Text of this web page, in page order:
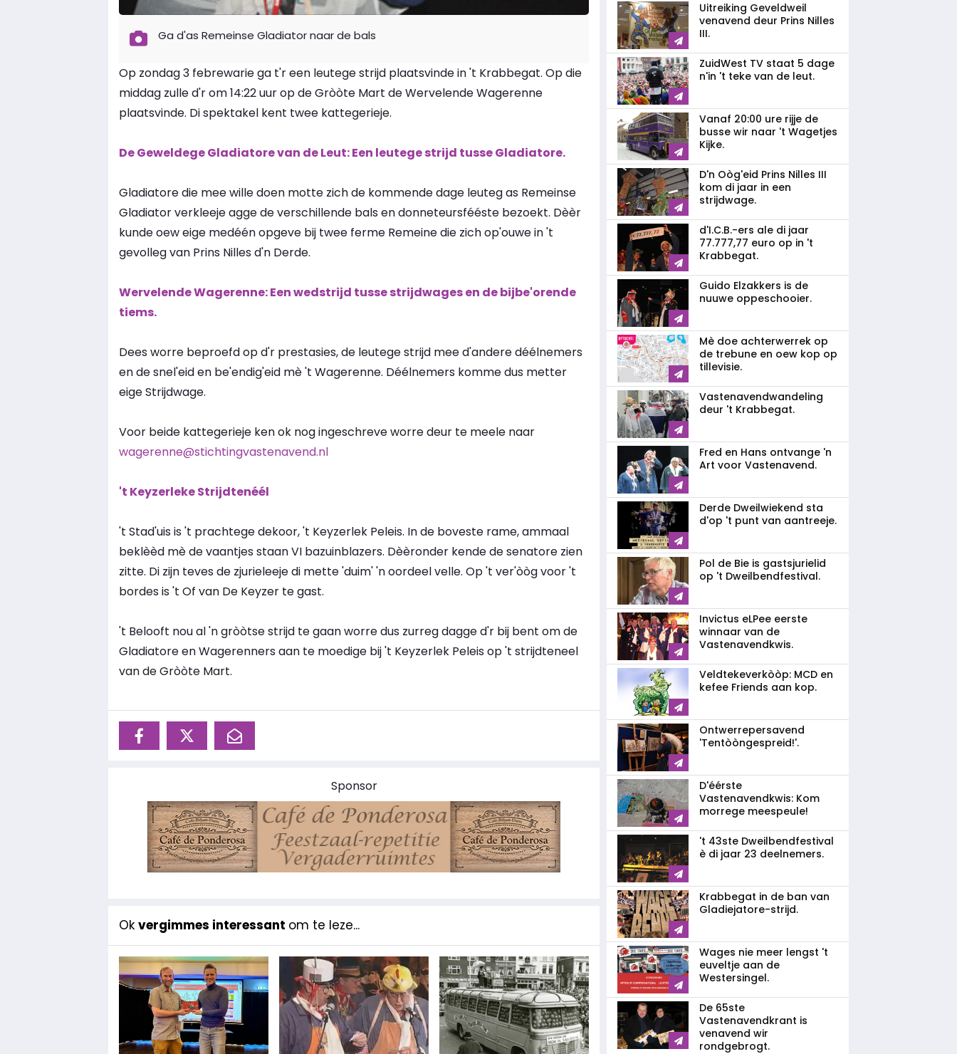
Ga d'as Remeinse Gladiator naar de bals
Op zondag 3 febrewarie ga t'r een leutege strijd plaatsvinde in 't Krabbegat. Op die
middag zulle d'r om 14:22 uur op de Gròòte Mart de Wervelende Wagerenne
plaatsvinde. Di spektakel kent twee kattegerieje.
De Geweldege Gladiatore van de Leut: Een leutege strijd tusse Gladiatore.
Gladiatore die mee wille doen motte zich de kommende dage leuteg as Remeinse
Gladiator verkleeje agge de verschillende bals en donneteursfééste bezoekt. Dèèr
kunde oew eige medéén opgeve bij twee ferme Remeine die zich op'ouwe in 't
gevolleg van Prins Nilles d'n Derde.
Wervelende Wagerenne: Een wedstrijd tusse strijdwages en de bijbe'orende
tiems.
Dees worre beproefd op d'r prestasies, de leutege strijd mee d'andere déélnemers
en de snel'eid en be'endig'eid mè 't Wagerenne. Déélnemers komme dus metter
eige Strijdwage.
Voor beide kattegerieje ken ok nog ingeschreve worre deur te meele naar
wagerenne@stichtingvastenavend.nl
't Keyzerleke Strijdtenéél
't Stad'uis is 't prachtege dekoor, 't Keyzerlek Peleis. In de boveste rame, ammaal
beklèèd mè de vaantjes staan VI bazuinblazers. Dèèronder kende de senatore zien
zitte. Di zijn teves de zjurieleeje di mette 'duim' 'n oordeel velle. Op 't ver'òòg voor 't
bordes is 't Of van De Keyzer te gast.
't Belooft nou al 'n gròòtse strijd te gaan worre dus zurreg dagge d'r bij bent om de
Gladiatore en Wagerenners aan te moedige bij 't Keyzerlek Peleis op 't strijdteneel
van de Gròòte Mart.
Sponsor
Ok vergimmes interessant om te leze...
Uitreiking Geveldweil
venavend deur Prins Nilles
III.
ZuidWest TV staat 5 dage
n'in 't teke van de leut.
Vanaf 20:00 ure rijje de
busse wir naar 't Wagetjes
Kijke.
D'n Oòg'eid Prins Nilles III
kom di jaar in een
strijdwage.
d'I.C.B.-ers ale di jaar
77.777,77 euro op in 't
Krabbegat.
Guido Elzakkers is de
nuuwe oppeschooier.
Mè doe achterwerrek op
de trebune en oew kop op
tillevisie.
Vastenavendwandeling
deur 't Krabbegat.
Fred en Hans ontvange 'n
Art voor Vastenavend.
Derde Dweilwiekend sta
d'op 't punt van aantreeje.
Pol de Bie is gastsjurielid
op 't Dweilbendfestival.
Invictus eLPee eerste
winnaar van de
Vastenavendkwis.
Veldtekeverkòòp: MCD en
kefee Friends aan kop.
Ontwerrepersavend
'Tentòòngespreid!'.
D'éérste
Vastenavendkwis: Kom
morrege meespeule!
't 43ste Dweilbendfestival
è di jaar 23 deelnemers.
Krabbegat in de ban van
Gladiejatore-strijd.
Wages nie meer lengst 't
euveltje aan de
Westersingel.
De 65ste
Vastenavendkrant is
venavend wir
rondgebrogt.